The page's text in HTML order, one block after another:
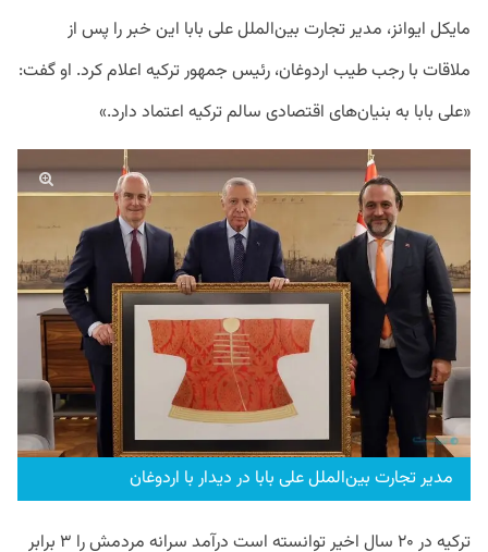
مایکل ایوانز، مدیر تجارت بین‌الملل علی بابا این خبر را پس از
ملاقات با رجب طیب اردوغان، رئیس جمهور ترکیه اعلام کرد. او گفت:
«علی بابا به بنیان‌های اقتصادی سالم ترکیه اعتماد دارد.»
مدیر تجارت بین‌الملل علی بابا در دیدار با اردوغان
ترکیه در ۲۰ سال اخیر توانسته است درآمد سرانه مردمش را ۳ برابر